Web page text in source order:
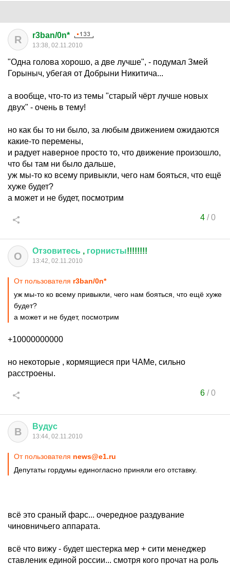
R r3ban/0n*
13:38, 02.11.2010
"Одна голова хорошо, а две лучше", - подумал Змей
Горыныч, убегая от Добрыни Никитича...
а вообще, что-то из темы "старый чёрт лучше новых
двух" - очень в тему!
но как бы то ни было, за любым движением ожидаются
какие-то перемены,
и радует наверное просто то, что движение произошло,
что бы там ни было дальше,
уж мы-то ко всему привыкли, чего нам бояться, что ещё
хуже будет?
а может и не будет, посмотрим
4/0
О Отзовитесь , горнисты!!!!!!!!
13:42, 02.11.2010
От пользователя r3ban/0n*
уж мы-то ко всему привыкли, чего нам бояться, что ещё хуже
будет?
а может и не будет, посмотрим
+10000000000
но некоторые , кормящиеся при ЧАМе, сильно
расстроены.
6/0
В Вудус
13:44, 02.11.2010
От пользователя news@e1.ru
Депутаты гордумы единогласно приняли его отставку.
всё это сраный фарс... очередное раздувание
чиновничьего аппарата.
всё что вижу - будет шестерка мер + сити менеджер
ставленик единой россии... смотря кого прочат на роль